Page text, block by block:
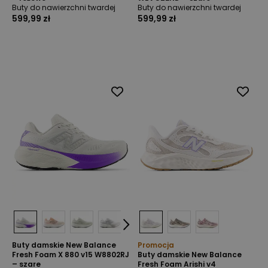
Buty do nawierzchni twardej
599,99 zł
Buty do nawierzchni twardej
599,99 zł
Buty damskie New Balance
Fresh Foam X 880 v15 W8802RJ
– szare
Promocja
Buty damskie New Balance
Fresh Foam Arishi v4